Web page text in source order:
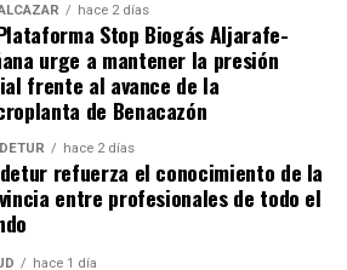
hace 2 días
Stop Biogás Aljarafe-
urge a mantener la presión
frente al avance de la
de Benacazón
hace 2 días
refuerza el conocimiento de la
entre profesionales de todo el
hace 1 día